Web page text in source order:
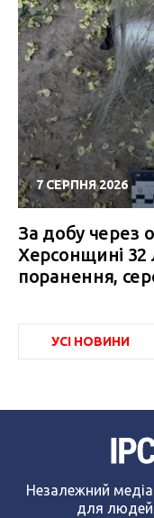
7 СЕРПНЯ 2026
За добу через
Херсонщині 32
поранення,
УСІ НОВИНИ
Незалежний
для людей